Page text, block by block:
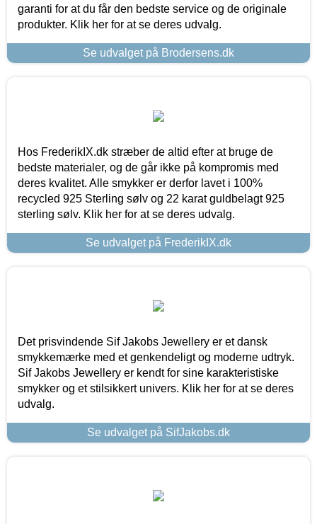
garanti for at du får den bedste service og de originale
produkter. Klik her for at se deres udvalg.
Se udvalget på Brodersens.dk
Hos FrederikIX.dk stræber de altid efter at bruge de
bedste materialer, og de går ikke på kompromis med
deres kvalitet. Alle smykker er derfor lavet i 100%
recycled 925 Sterling sølv og 22 karat guldbelagt 925
sterling sølv. Klik her for at se deres udvalg.
Se udvalget på FrederikIX.dk
Det prisvindende Sif Jakobs Jewellery er et dansk
smykkemærke med et genkendeligt og moderne udtryk.
Sif Jakobs Jewellery er kendt for sine karakteristiske
smykker og et stilsikkert univers. Klik her for at se deres
udvalg.
Se udvalget på SifJakobs.dk